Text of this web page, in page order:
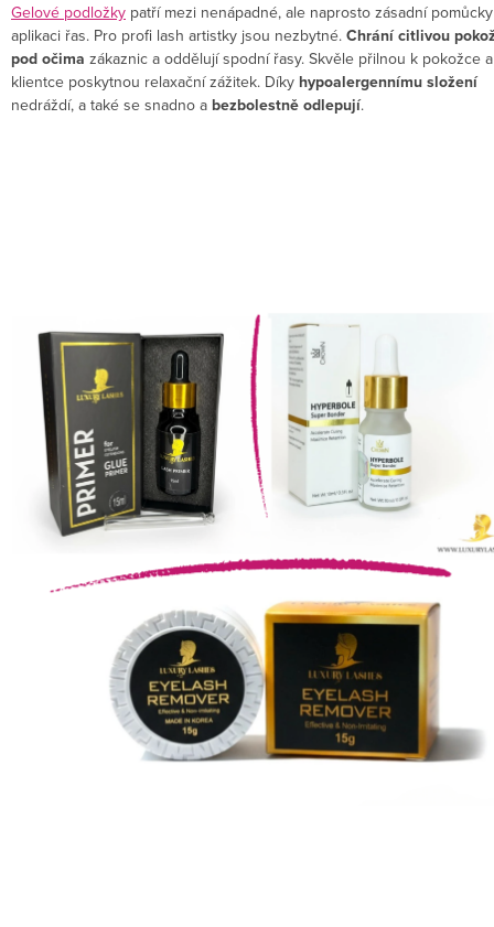
Gelové podložky patří mezi nenápadné, ale naprosto zásadní
aplikaci řas. Pro profi lash artistky jsou nezbytné. Chrání citlivou
pod očima zákaznic a oddělují spodní řasy. Skvěle přilnou k pokožce a
klientce poskytnou relaxační zážitek. Díky hypoalergennímu složení
nedráždí, a také se snadno a bezbolestně odlepují.